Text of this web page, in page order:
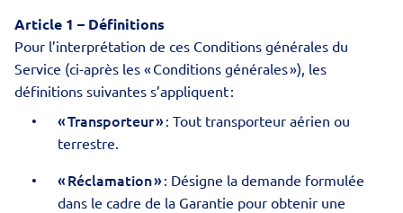
Article 1 – Définitions
Pour l’interprétation de ces Conditions générales du
Service (ci-après les « Conditions générales »), les
définitions suivantes s’appliquent :
« Transporteur »: Tout transporteur aérien ou
terrestre.
« Réclamation »: Désigne la demande formulée
dans le cadre de la Garantie pour obtenir une